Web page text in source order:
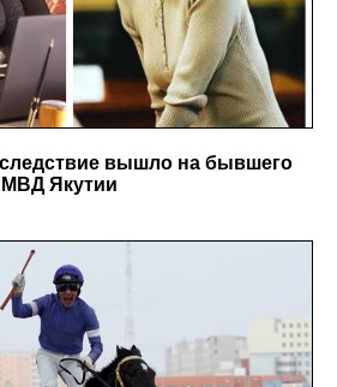
вышло на бывшего
Якутии